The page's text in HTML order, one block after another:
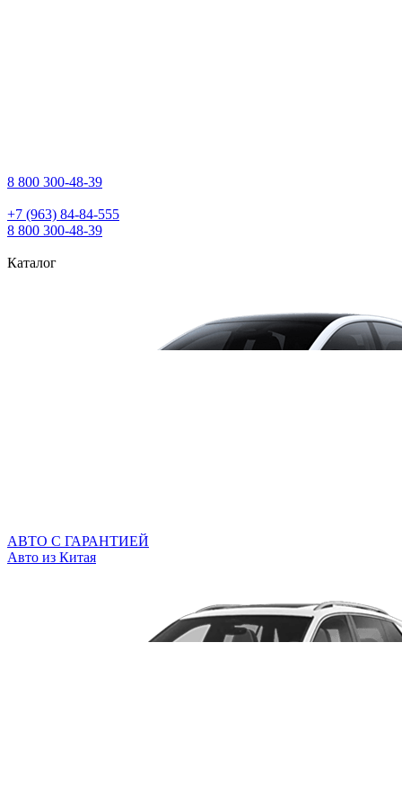
8 800 300‑48‑39
+7 (963) 84‑84‑555
8 800 300‑48‑39
Каталог
АВТО С ГАРАНТИЕЙ
Авто из Китая